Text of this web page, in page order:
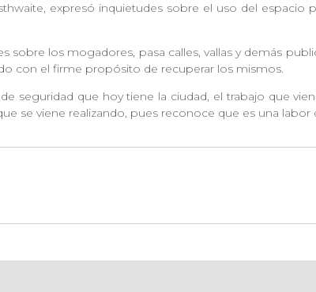
expresó inquietudes sobre el uso del
sobre los mogadores, pasa calles, vallas y demás
con el firme propósito de recuperar los mismos.
seguridad que hoy tiene la ciudad, el trabajo que
se viene realizando, pues reconoce que es una